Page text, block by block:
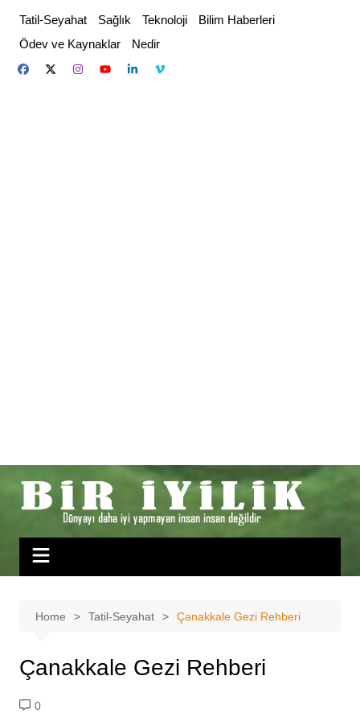
content
Tatil-Seyahat Sağlık Teknoloji
Bilim Haberleri
Ödev ve Kaynaklar
Nedir
Home Tatil-Seyahat Çanakkale Gezi Rehberi
Çanakkale Gezi Rehberi
0